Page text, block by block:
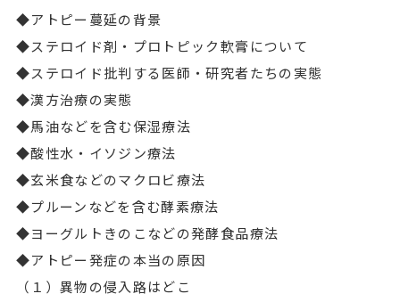
◆アトピー蔓延の背景
◆ステロイド剤・プロトピック軟膏について
◆ステロイド批判する医師・研究者たちの実態
◆漢方治療の実態
◆馬油などを含む保湿療法
◆酸性水・イソジン療法
◆玄米食などのマクロビ療法
◆プルーンなどを含む酵素療法
◆ヨーグルトきのこなどの発酵食品療法
◆アトピー発症の本当の原因
（１）異物の侵入路はどこ